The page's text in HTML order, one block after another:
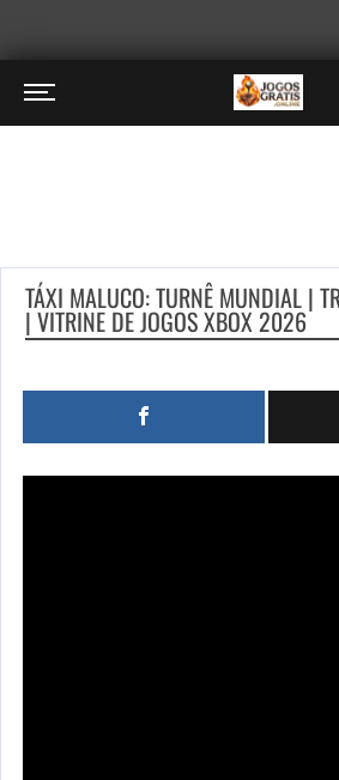
TÁXI MALUCO: TURNÊ MUNDIAL |
| VITRINE DE JOGOS XBOX 2026